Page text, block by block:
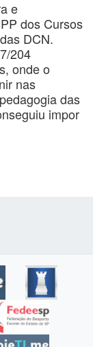
e
dos Cursos
DCN.
204
onde o
nas
das
impor